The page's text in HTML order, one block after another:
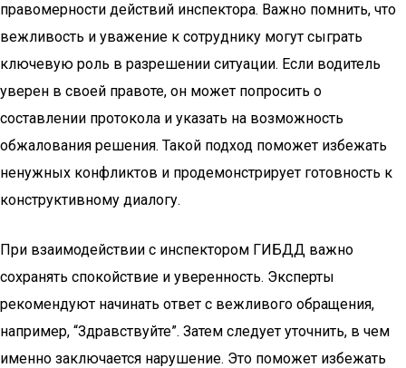
правомерности действий инспектора. Важно помнить, что
вежливость и уважение к сотруднику могут сыграть
ключевую роль в разрешении ситуации. Если водитель
уверен в своей правоте, он может попросить о
составлении протокола и указать на возможность
обжалования решения. Такой подход поможет избежать
ненужных конфликтов и продемонстрирует готовность к
конструктивному диалогу.
При взаимодействии с инспектором ГИБДД важно
сохранять спокойствие и уверенность. Эксперты
рекомендуют начинать ответ с вежливого обращения,
например, “Здравствуйте”. Затем следует уточнить, в чем
именно заключается нарушение. Это поможет избежать